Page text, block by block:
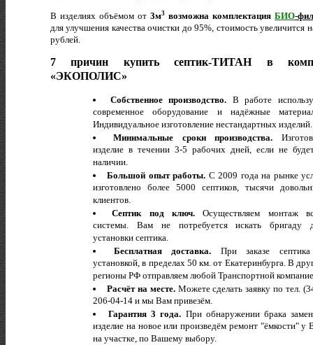
В изделиях объёмом от 3м3 возможна комплектация БИО-
для улучшения качества очистки до 95%, стоимость увеличится
рублей.
7 причин купить септик-ТИТАН в
«ЭКОПОЛИС»
Собственное производство. В работе
современное оборудование и надёжные
Индивидуальное изготовление нестандартных изделий.
Минимальные сроки производства.
изделие в течении 3-5 рабочих дней, если не
наличии.
Большой опыт работы. С 2009 года на рынке
изготовлено более 5000 септиков, тысячи
клиентов.
Септик под ключ. Осуществляем монтаж
системы. Вам не потребуется искать бригаду
установки септика.
Бесплатная доставка. При заказе
установкой, в пределах 50 км. от Екатеринбурга. В
регионы РФ отправляем любой Транспортной
Расчёт на месте.Можете сделать заявку по тел.
206-04-14 и мы Вам привезём.
Гарантия 3 года. При обнаружении брака
изделие на новое или произведём ремонт "ёмкости" у
на участке, по Вашему выбору.